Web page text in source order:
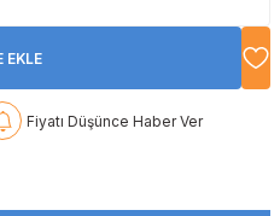
Lexmark
Oki
Lexmark
Oki
Lexmark
Oki
Samsung
Xerox
Toshiba
Triumph Adler
Toshiba
Triumph Adler
EKLE
Fiyatı Düşünce Haber Ver